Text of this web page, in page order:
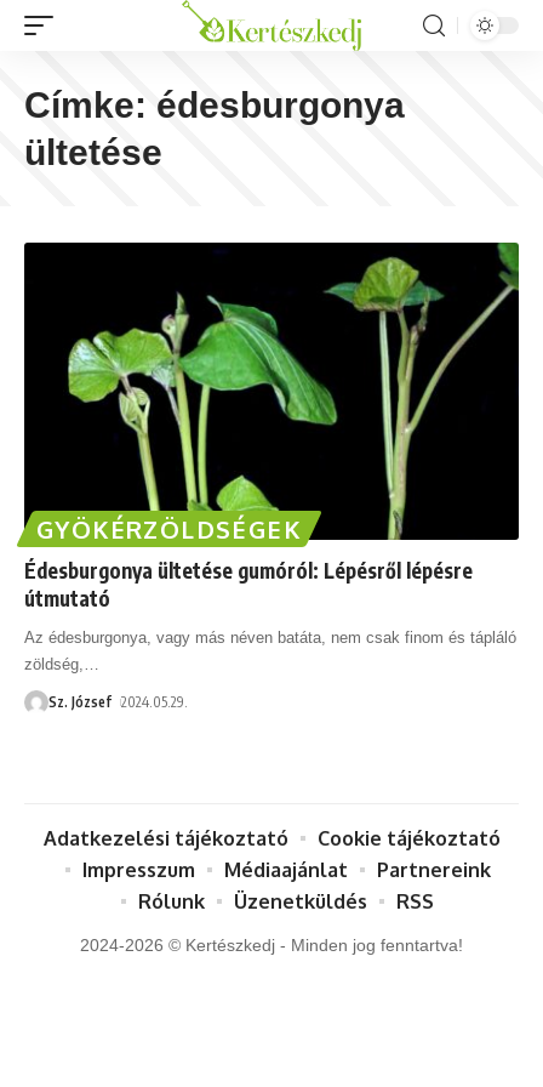
Címke: édesburgonya
ültetése
GYÖKÉRZÖLDSÉGEK
Édesburgonya ültetése gumóról: Lépésről lépésre
útmutató
Az édesburgonya, vagy más néven batáta, nem csak finom és tápláló
zöldség,
Sz. József 2024.05.29.
2024-2026 © Kertészkedj - Minden jog fenntartva!
Adatkezelési tájékoztató
Cookie tájékoztató
Impresszum
Médiaajánlat
Partnereink
Rólunk
Üzenetküldés RSS